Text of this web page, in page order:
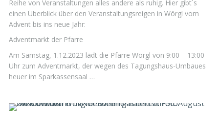
Reihe von Veranstaltungen alles andere als ruhig. Hier gibt´s
einen Überblick über den Veranstaltungsreigen in Wörgl vom
Advent bis ins neue Jahr:
Adventmarkt der Pfarre
Am Samstag, 1.12.2023 lädt die Pfarre Wörgl von 9:00 – 13:00
Uhr zum Adventmarkt, der wegen des Tagungshaus-Umbaues
heuer im Sparkassensaal …